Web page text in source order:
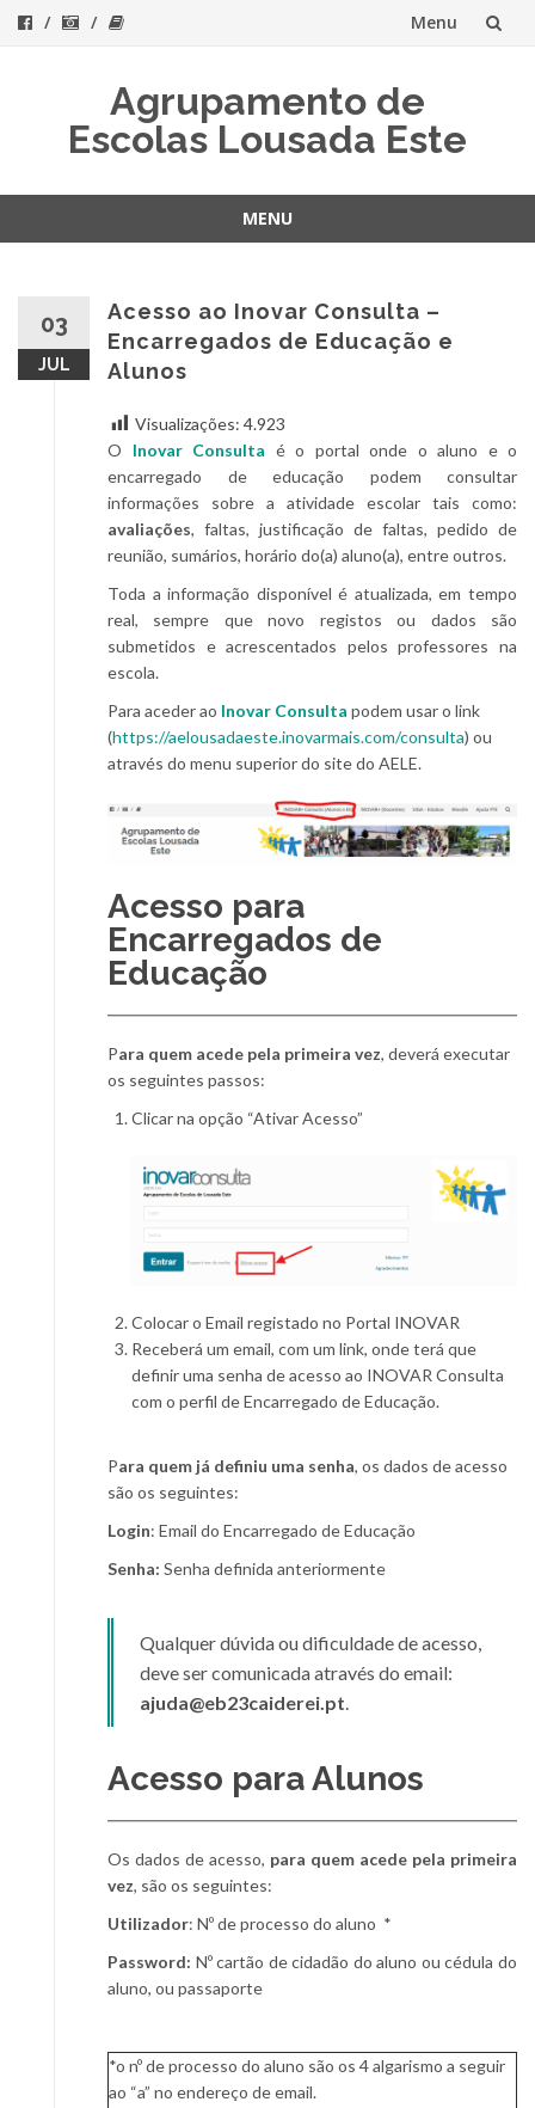
Menu
content
Agrupamento de
Escolas Lousada Este
MENU
03
JUL
Acesso ao Inovar Consulta –
Encarregados de Educação e
Alunos
Visualizações: 4.923
O Inovar Consulta é o portal onde o aluno e o
encarregado de educação podem consultar
informações sobre a atividade escolar tais como:
avaliações, faltas, justificação de faltas, pedido de
reunião, sumários, horário do(a) aluno(a), entre outros.
Toda a informação disponível é atualizada, em tempo
real, sempre que novo registos ou dados são
submetidos e acrescentados pelos professores na
escola.
Para aceder ao Inovar Consulta podem usar o link
(https://aelousadaeste.inovarmais.com/consulta) ou
através do menu superior do site do AELE.
Acesso para
Encarregados de
Educação
Para quem acede pela primeira vez, deverá executar
os seguintes passos:
Clicar na opção “Ativar Acesso”
Colocar o Email registado no Portal INOVAR
Receberá um email, com um link, onde terá que
definir uma senha de acesso ao INOVAR Consulta
com o perfil de Encarregado de Educação.
Para quem já definiu uma senha, os dados de acesso
são os seguintes:
Login: Email do Encarregado de Educação
Senha: Senha definida anteriormente
Qualquer dúvida ou dificuldade de acesso,
deve ser comunicada através do email:
ajuda@eb23caiderei.pt.
Acesso para Alunos
Os dados de acesso, para quem acede pela primeira
vez, são os seguintes:
Utilizador: Nº de processo do aluno *
Password: Nº cartão de cidadão do aluno ou cédula do
aluno, ou passaporte
*o nº de processo do aluno são os 4 algarismo a seguir
ao “a” no endereço de email.